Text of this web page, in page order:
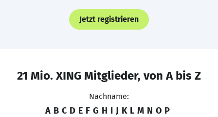
Jetzt registrieren
21 Mio. XING Mitglieder, von A bis Z
Nachname:
A B C D E F G H I J K L M N O P